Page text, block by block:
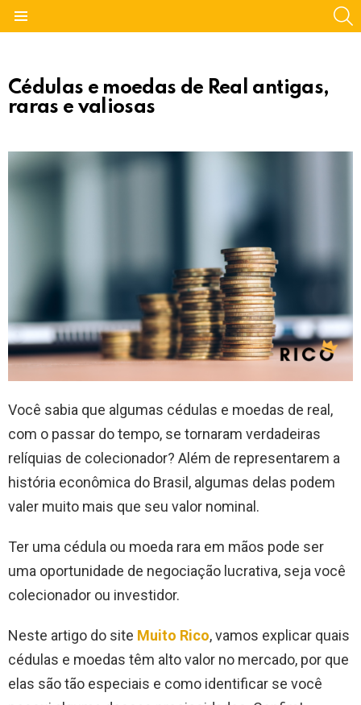
Cédulas e moedas de Real antigas,
raras e valiosas
Você sabia que algumas cédulas e moedas de real,
com o passar do tempo, se tornaram verdadeiras
relíquias de colecionador? Além de representarem a
história econômica do Brasil, algumas delas podem
valer muito mais que seu valor nominal.
Ter uma cédula ou moeda rara em mãos pode ser
uma oportunidade de negociação lucrativa, seja você
colecionador ou investidor.
Neste artigo do site Muito Rico, vamos explicar quais
cédulas e moedas têm alto valor no mercado, por que
elas são tão especiais e como identificar se você